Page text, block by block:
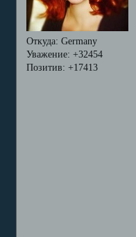
Откуда: Germany
Уважение: +32454
Позитив: +17413